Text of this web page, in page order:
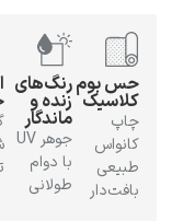
ادوارد هاپر
ادگار دگا
حس بوم
کلاسیک
کانواس
طبیعی
بافت‌دار
رنگ‌های
زنده و
ماندگار
جوهر UV
با دوام
طولانی
گلچین
تاریخ